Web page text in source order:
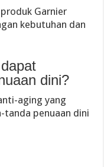
Garnier
kebutuhan dan
dini?
aging yang
penuaan dini